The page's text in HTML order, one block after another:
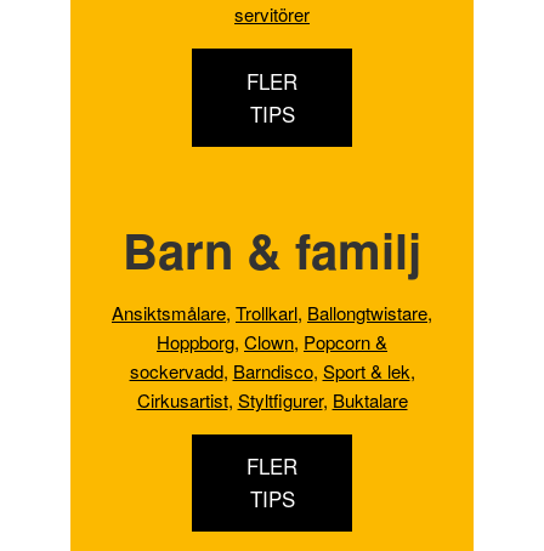
servitörer
FLER
TIPS
Barn & familj
Ansiktsmålare, Trollkarl, Ballongtwistare,
Hoppborg, Clown, Popcorn &
sockervadd, Barndisco, Sport & lek,
Cirkusartist, Styltfigurer, Buktalare
FLER
TIPS